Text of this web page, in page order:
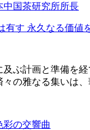
国茶研究所所長
有す 永久なる価値
及ぶ計画と準備を
の雅なる集いは
彩の交響曲